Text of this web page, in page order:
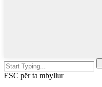
ESC për ta mbyllur